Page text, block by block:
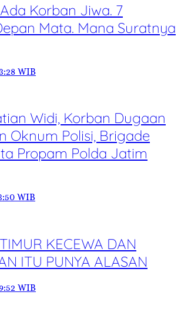
Korban Jiwa. 7
Mata. Mana Suratnya
WIB
Widi, Korban Dugaan
Oknum Polisi, Brigade
Propam Polda Jatim
WIB
KECEWA DAN
ITU PUNYA ALASAN
WIB